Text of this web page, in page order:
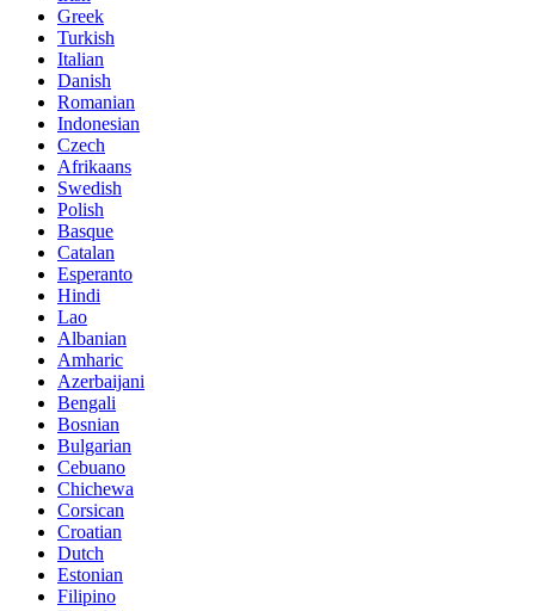
Greek
Turkish
Italian
Danish
Romanian
Indonesian
Czech
Afrikaans
Swedish
Polish
Basque
Catalan
Esperanto
Hindi
Lao
Albanian
Amharic
Azerbaijani
Bengali
Bosnian
Bulgarian
Cebuano
Chichewa
Corsican
Croatian
Dutch
Estonian
Filipino